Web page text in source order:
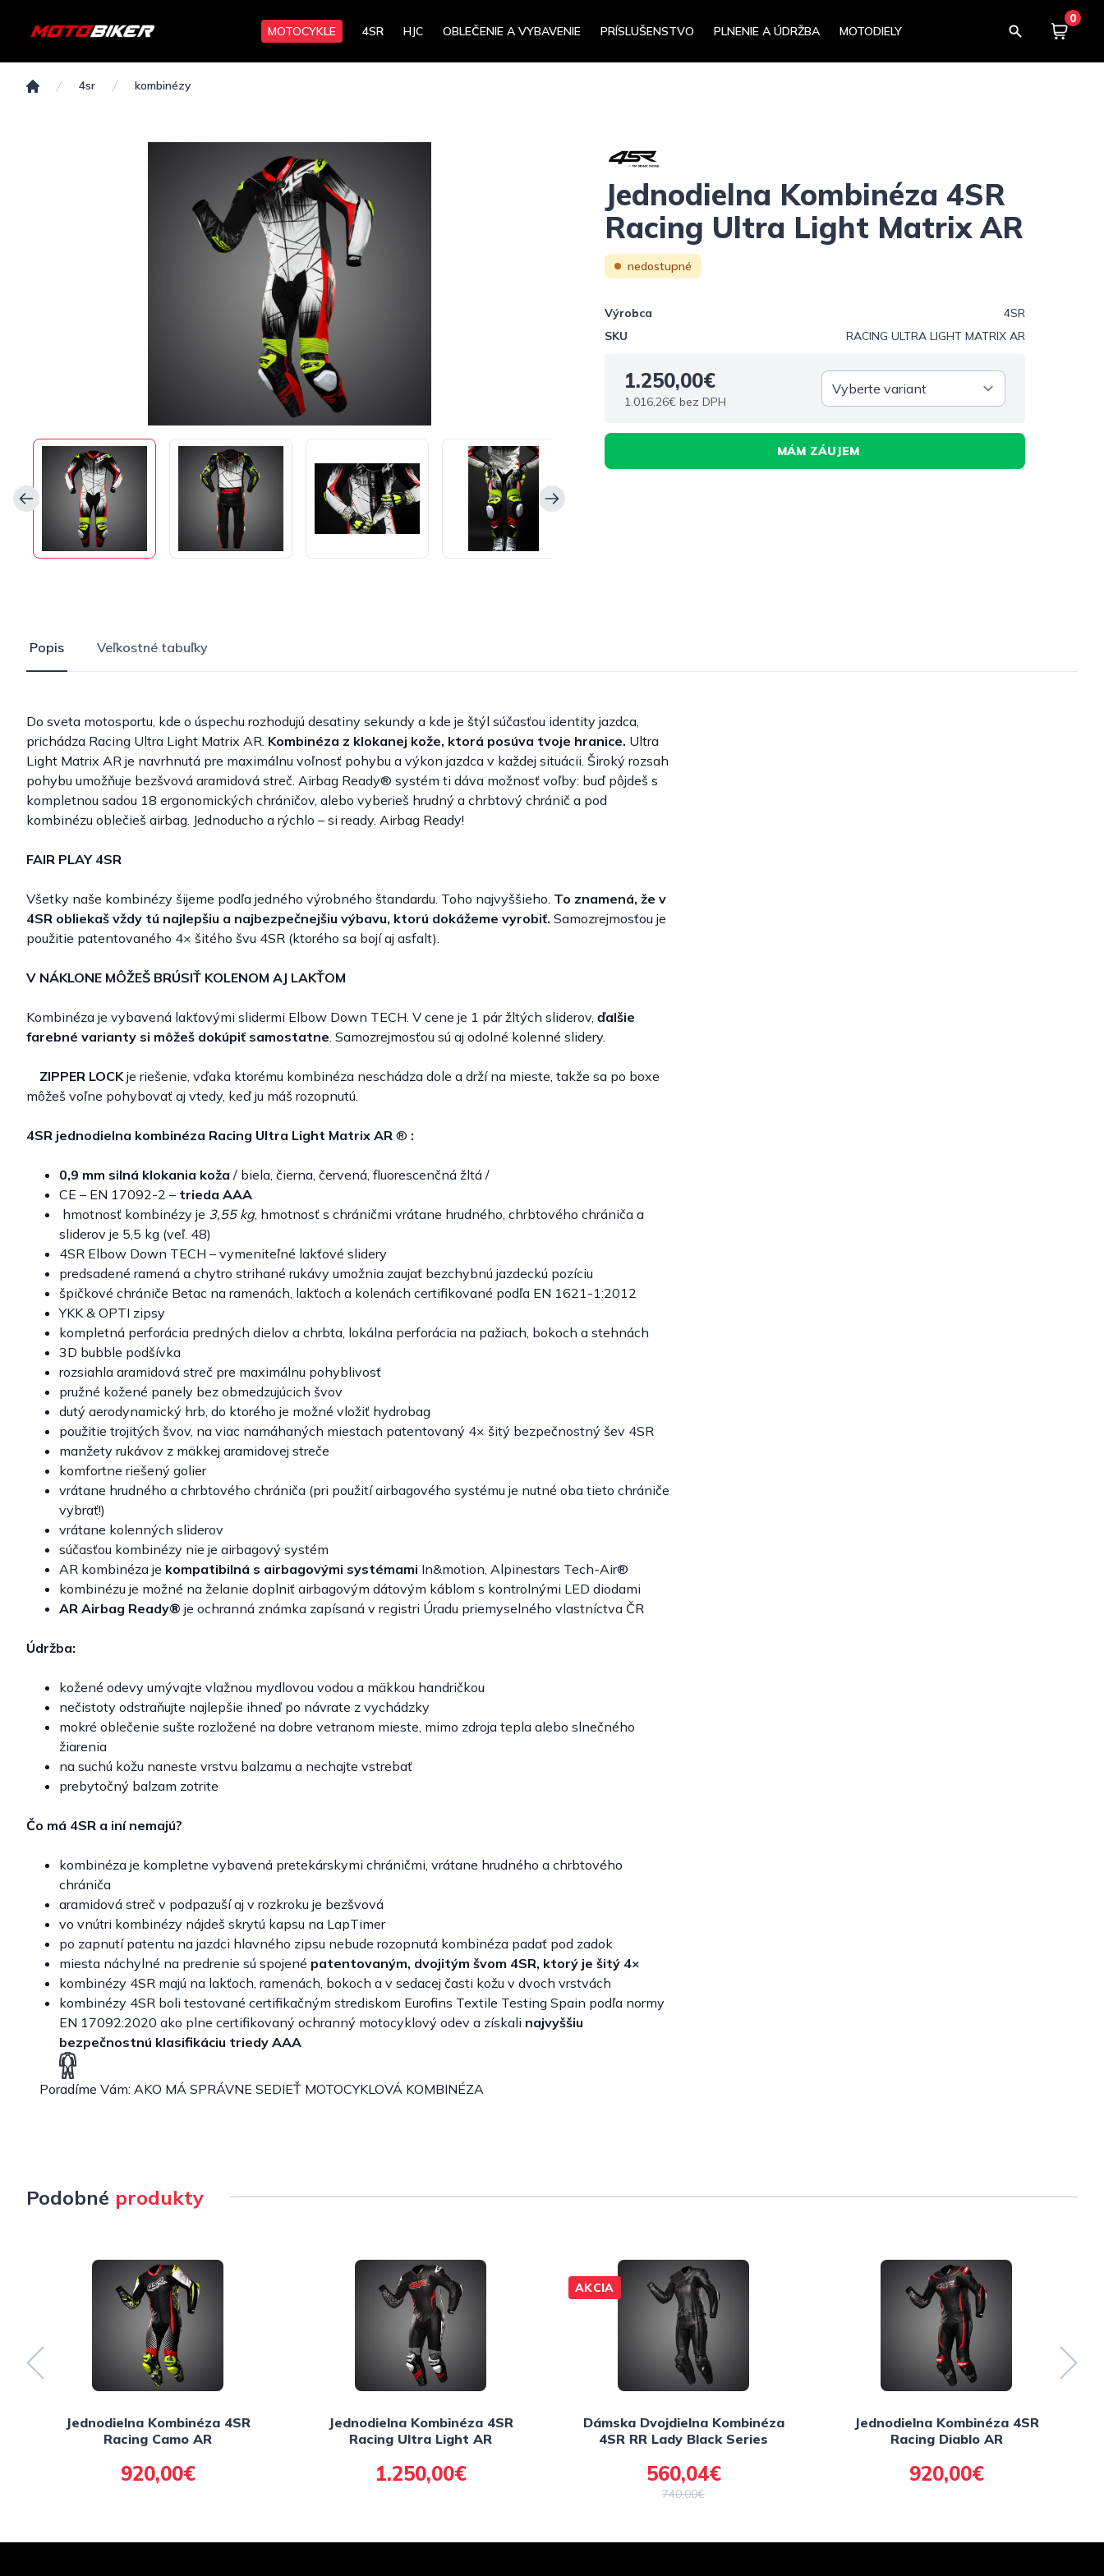
MOTOCYKLE 4SR HJC OBLEČENIE A VYBAVENIE PRÍSLUŠENSTVO PLNENIE A ÚDRŽBA MOTODIELY
0
Košík
4sr kombinézy
Jednodielna Kombinéza 4SR
Racing Ultra Light Matrix AR
nedostupné
Výrobca
4SR
SKU
RACING ULTRA LIGHT MATRIX AR
1.250,00€
1.016,26€ bez DPH
MÁM ZÁUJEM
Popis Veľkostné tabuľky
Do sveta motosportu, kde o úspechu rozhodujú desatiny sekundy a kde je štýl súčasťou identity jazdca,
prichádza Racing Ultra Light Matrix AR. Kombinéza z klokanej kože, ktorá posúva tvoje hranice. Ultra
Light Matrix AR je navrhnutá pre maximálnu voľnosť pohybu a výkon jazdca v každej situácii. Široký rozsah
pohybu umožňuje bezšvová aramidová streč. Airbag Ready® systém ti dáva možnosť voľby: buď pôjdeš s
kompletnou sadou 18 ergonomických chráničov, alebo vyberieš hrudný a chrbtový chránič a pod
kombinézu oblečieš airbag. Jednoducho a rýchlo – si ready. Airbag Ready!
FAIR PLAY 4SR
Všetky naše kombinézy šijeme podľa jedného výrobného štandardu. Toho najvyššieho. To znamená, že v
4SR obliekaš vždy tú najlepšiu a najbezpečnejšiu výbavu, ktorú dokážeme vyrobiť. Samozrejmosťou je
použitie patentovaného 4× šitého švu 4SR (ktorého sa bojí aj asfalt).
V NÁKLONE MÔŽEŠ BRÚSIŤ KOLENOM AJ LAKŤOM
Kombinéza je vybavená lakťovými slidermi Elbow Down TECH. V cene je 1 pár žltých sliderov, ďalšie
farebné varianty si môžeš dokúpiť samostatne. Samozrejmosťou sú aj odolné kolenné slidery.
ZIPPER LOCKje riešenie, vďaka ktorému kombinéza neschádza dole a drží na mieste, takže sa po boxe
môžeš voľne pohybovať aj vtedy, keď ju máš rozopnutú.
4SR jednodielna kombinéza Racing Ultra Light Matrix AR ® :
0,9 mm silná klokania koža / biela, čierna, červená, fluorescenčná žltá /
CE – EN 17092-2 – trieda AAA
hmotnosť kombinézy je 3,55 kg, hmotnosť s chráničmi vrátane hrudného, chrbtového chrániča a
sliderov je 5,5 kg (veľ. 48)
4SR Elbow Down TECH – vymeniteľné lakťové slidery
predsadené ramená a chytro strihané rukávy umožnia zaujať bezchybnú jazdeckú pozíciu
špičkové chrániče Betac na ramenách, lakťoch a kolenách certifikované podľa EN 1621-1:2012
YKK & OPTI zipsy
kompletná perforácia predných dielov a chrbta, lokálna perforácia na pažiach, bokoch a stehnách
3D bubble podšívka
rozsiahla aramidová streč pre maximálnu pohyblivosť
pružné kožené panely bez obmedzujúcich švov
dutý aerodynamický hrb, do ktorého je možné vložiť hydrobag
použitie trojitých švov, na viac namáhaných miestach patentovaný 4× šitý bezpečnostný šev 4SR
manžety rukávov z mäkkej aramidovej streče
komfortne riešený golier
vrátane hrudného a chrbtového chrániča (pri použití airbagového systému je nutné oba tieto chrániče
vybrať!)
vrátane kolenných sliderov
súčasťou kombinézy nie je airbagový systém
AR kombinéza je kompatibilná s airbagovými systémami In&motion, Alpinestars Tech-Air®
kombinézu je možné na želanie doplniť airbagovým dátovým káblom s kontrolnými LED diodami
AR Airbag Ready® je ochranná známka zapísaná v registri Úradu priemyselného vlastníctva ČR
Údržba:
kožené odevy umývajte vlažnou mydlovou vodou a mäkkou handričkou
nečistoty odstraňujte najlepšie ihneď po návrate z vychádzky
mokré oblečenie sušte rozložené na dobre vetranom mieste, mimo zdroja tepla alebo slnečného
žiarenia
na suchú kožu naneste vrstvu balzamu a nechajte vstrebať
prebytočný balzam zotrite
Čo má 4SR a iní nemajú?
kombinéza je kompletne vybavená pretekárskymi chráničmi, vrátane hrudného a chrbtového
chrániča
aramidová streč v podpazuší aj v rozkroku je bezšvová
vo vnútri kombinézy nájdeš skrytú kapsu na LapTimer
po zapnutí patentu na jazdci hlavného zipsu nebude rozopnutá kombinéza padať pod zadok
miesta náchylné na predrenie sú spojené patentovaným, dvojitým švom 4SR, ktorý je šitý 4×
kombinézy 4SR majú na lakťoch, ramenách, bokoch a v sedacej časti kožu v dvoch vrstvách
kombinézy 4SR boli testované certifikačným strediskom Eurofins Textile Testing Spain podľa normy
EN 17092:2020 ako plne certifikovaný ochranný motocyklový odev a získali najvyššiu
bezpečnostnú klasifikáciu triedy AAA
Poradíme Vám: AKO MÁ SPRÁVNE SEDIEŤ MOTOCYKLOVÁ KOMBINÉZA
Podobné produkty
Jednodielna Kombinéza 4SR
Racing Camo AR
920,00€
Jednodielna Kombinéza 4SR
Racing Ultra Light AR
1.250,00€
Dámska Dvojdielna Kombinéza
4SR RR Lady Black Series
560,04€
740,00€
AKCIA
Jednodielna Kombinéza 4SR
Racing Diablo AR
920,00€